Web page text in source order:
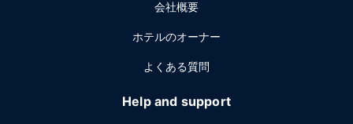
(有料)。セルフパーキング (無料)も備わっています。
会社概要
ホテルのオーナー
よくある質問
Help and support